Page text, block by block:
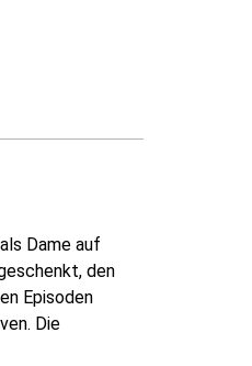
Dame auf
den
Episoden
Die